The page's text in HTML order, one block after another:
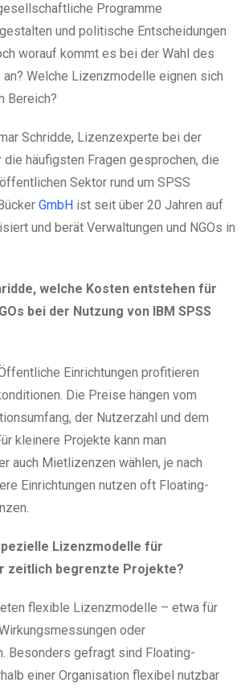
Programme
und politische Entscheidungen
worauf kommt es bei der Wahl des
Welche Lizenzmodelle eignen sich
Bereich?
Schridde, Lizenzexperte bei der
die häufigsten Fragen gesprochen, die
Sektor rund um SPSS
GmbH ist seit über 20 Jahren auf
und berät Verwaltungen und NGOs in
welche Kosten entstehen für
bei der Nutzung von IBM SPSS
Einrichtungen profitieren
Die Preise hängen vom
der Nutzerzahl und dem
kleinere Projekte kann man
auch Mietlizenzen wählen, je nach
Einrichtungen nutzen oft Floating-
Lizenzmodelle für
zeitlich begrenzte Projekte?
flexible Lizenzmodelle – etwa für
oder
Besonders gefragt sind Floating-
einer Organisation flexibel nutzbar